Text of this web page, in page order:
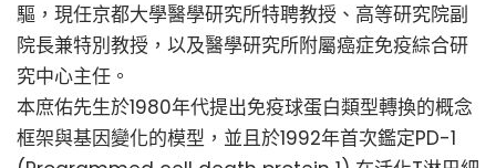
驅，現任京都大學醫學研究所特聘教授、高等研究院副
院長兼特別教授，以及醫學研究所附屬癌症免疫綜合研
究中心主任。
本庶佑先生於1980年代提出免疫球蛋白類型轉換的概念
框架與基因變化的模型，並且於1992年首次鑑定PD-1